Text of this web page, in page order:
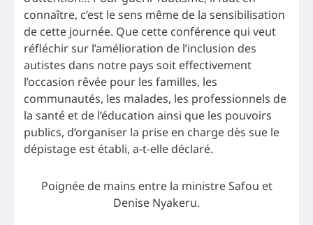
connaître, c’est le sens même de la sensibilisation
de cette journée. Que cette conférence qui veut
réfléchir sur l’amélioration de l’inclusion des
autistes dans notre pays soit effectivement
l’occasion rêvée pour les familles, les
communautés, les malades, les professionnels de
la santé et de l’éducation ainsi que les pouvoirs
publics, d’organiser la prise en charge dès sue le
dépistage est établi, a-t-elle déclaré.
Poignée de mains entre la ministre Safou et
Denise Nyakeru.